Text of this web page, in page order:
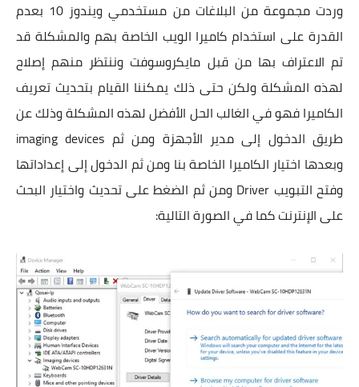
وردت مجموعة من البلاغات من مستخدمي ويندوز 10 بعدم
القدرة على استخدام كاميرا الويب الخاصة بهم والمشكلة قد
تم الاعتراف بها من قبل مايكروسوفت وننتظر منهم إصلاح
لهذه المشكلة ولكن حتى ذلك يمكننا القيام بتحديث تعريف
الكاميرا فهو في الغالب الحل الأفضل لهذه المشكلة وذلك عن
طريق الدخول إلى مدير الأجهزة ومن ثم imaging devices
وبعدها اختيار الكاميرا الخاصة بنا ومن ثم الدخول إلى إعداداتها
وفتح التبويب Driver ومن ثم الضغط على تحديث واختيار البحث
على الإنترنت كما في الصورة التالية: